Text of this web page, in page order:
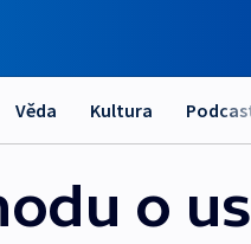
Věda Kultura
o